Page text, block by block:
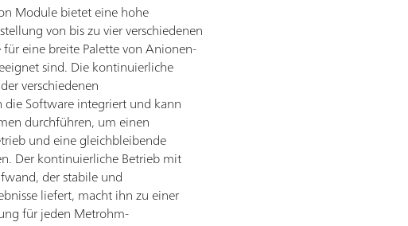
Module bietet eine hohe
von bis zu vier verschiedenen
eine breite Palette von Anionen-
sind. Die kontinuierliche
verschiedenen
die Software integriert und kann
durchführen, um einen
und eine gleichbleibende
Der kontinuierliche Betrieb mit
der stabile und
liefert, macht ihn zu einer
für jeden Metrohm-